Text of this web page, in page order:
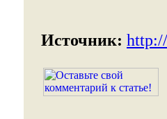
Источник: